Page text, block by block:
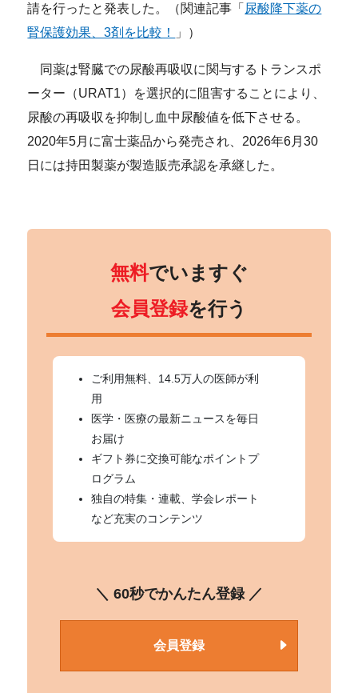
請を行ったと発表した。（関連記事「 尿酸降下薬の
腎保護効果、3剤を比較！
」）
同薬は腎臓での尿酸再吸収に関与するトランスポ
ーター（URAT1）を選択的に阻害することにより、
尿酸の再吸収を抑制し血中尿酸値を低下させる。
2020年5月に富士薬品から発売され、2026年6月30
日には持田製薬が製造販売承認を承継した。
無料でいますぐ
会員登録を行う
ご利用無料、14.5万人の医師が利
用
医学・医療の最新ニュースを毎日
お届け
ギフト券に交換可能なポイントプ
ログラム
独自の特集・連載、学会レポート
など充実のコンテンツ
＼ 60秒でかんたん登録 ／
会員登録